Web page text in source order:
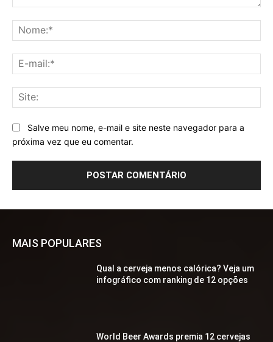
Salve meu nome, e-mail e site neste navegador para a
próxima vez que eu comentar.
MAIS POPULARES
Qual a cerveja menos calórica? Veja um
infográfico com ranking de 12 opções
World Beer Awards premia 12 cervejas